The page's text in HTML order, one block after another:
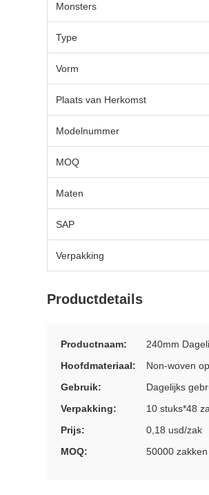
Monsters
Type
Vorm
Plaats van Herkomst
Modelnummer
MOQ
Maten
SAP
Verpakking
Productdetails
Productnaam:
240mm
Hoofdmateriaal:
Non-woven
Gebruik:
Dagelijks
Verpakking:
10 stuks*48
Prijs:
0,18 usd/zak
MOQ:
50000 zakken